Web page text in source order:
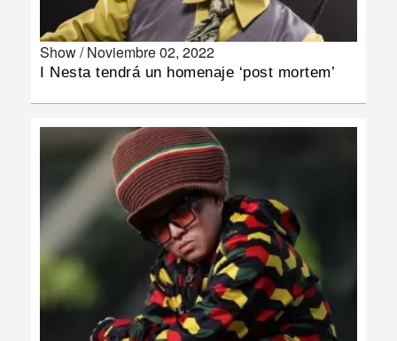
DEPORTES
MUNDO
MULTIMEDIA
IMPRESO
Show /Noviembre 02, 2022
I Nesta tendrá un homenaje ‘post mortem’